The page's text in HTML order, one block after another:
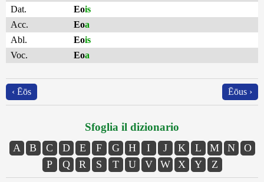
Dat.
Eois
Acc.
Eoa
Abl.
Eois
Voc.
Eoa
‹ Ēōs Ēōus ›
Sfoglia il dizionario
A B C D E F G H I J K L M N
O
P
Q R S T U V W X Y Z